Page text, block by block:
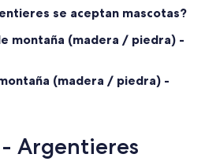
se aceptan mascotas?
montaña (madera / piedra) -
(madera / piedra) -
Argentieres